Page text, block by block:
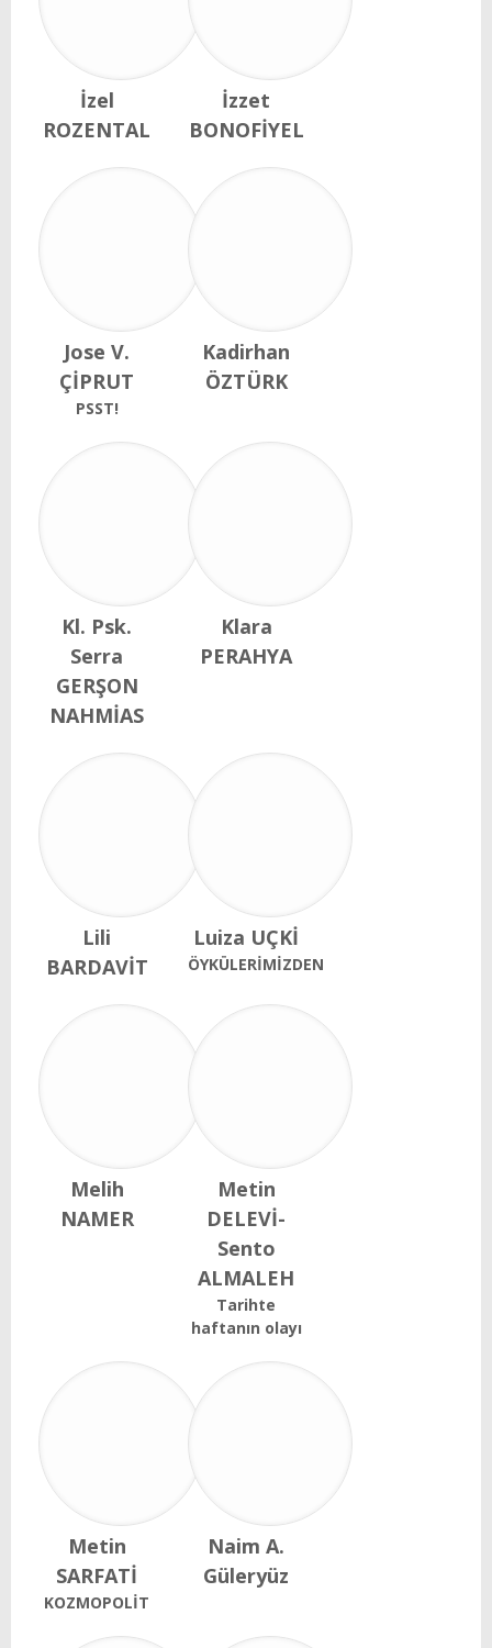
İzel
ROZENTAL
İzzet
BONOFİYEL
Jose V.
ÇİPRUT
PSST!
Kadirhan
ÖZTÜRK
Kl. Psk.
Serra
GERŞON
NAHMİAS
Klara
PERAHYA
Lili
BARDAVİT
Luiza UÇKİ
ÖYKÜLERİMİZDEN
Melih
NAMER
Metin
DELEVİ-
Sento
ALMALEH
Tarihte
haftanın olayı
Metin
SARFATİ
KOZMOPOLİT
Naim A.
Güleryüz